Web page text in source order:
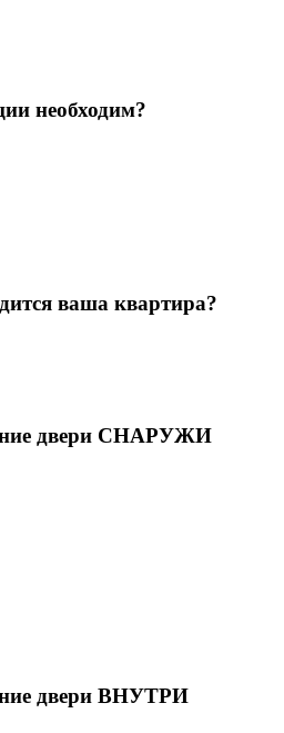
необходим?
ваша квартира?
двери СНАРУЖИ
двери ВНУТРИ